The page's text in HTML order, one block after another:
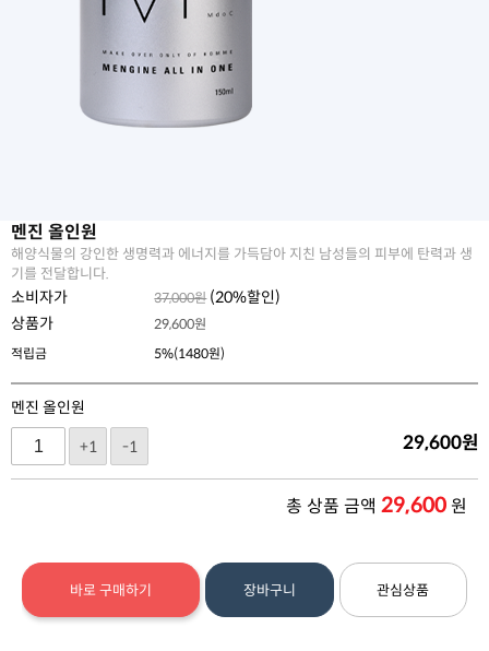
멘진 올인원
해양식물의 강인한 생명력과 에너지를 가득담아 지친 남성들의 피부에 탄력과 생
기를 전달합니다.
소비자가 37,000원 (20%할인)
상품가
29,600원
적립금
5%(1480원)
멘진 올인원
+1
-1 29,600원
총 상품 금액 29,600원
바로 구매하기 장바구니 관심상품